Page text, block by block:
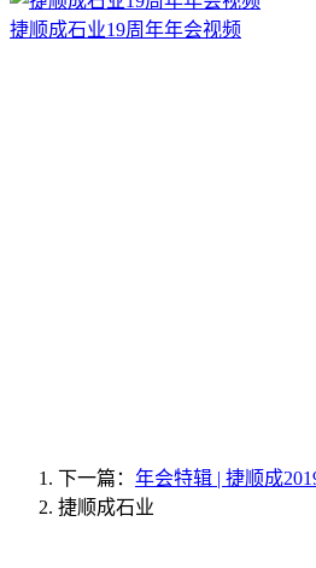
捷顺成石业19周年年会视频
下一篇： 年会特辑 | 捷顺成
捷顺成石业